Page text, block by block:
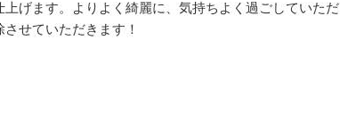
上げます。よりよく綺麗に、気持ちよく過ごしていただ
せていただきます！